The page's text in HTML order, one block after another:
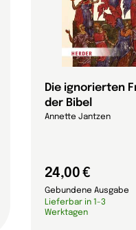
Die ignorierten
der Bibel
Annette Jantzen
24,00 €
Gebundene Ausgabe
Lieferbar in 1-3
Werktagen